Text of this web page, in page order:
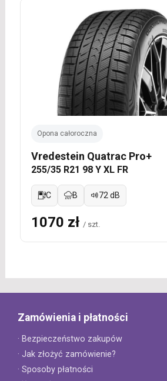
Opona całoroczna
Vredestein Quatrac Pro+
255/35 R21 98 Y XL FR
C B 72 dB
1070 zł / szt.
Zamówienia i płatności
· Bezpieczeństwo zakupów
· Jak złożyć zamówienie?
· Sposoby płatności